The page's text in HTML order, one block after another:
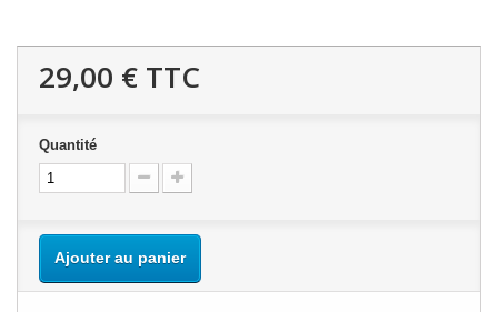
29,00 € TTC
Quantité
Ajouter au panier